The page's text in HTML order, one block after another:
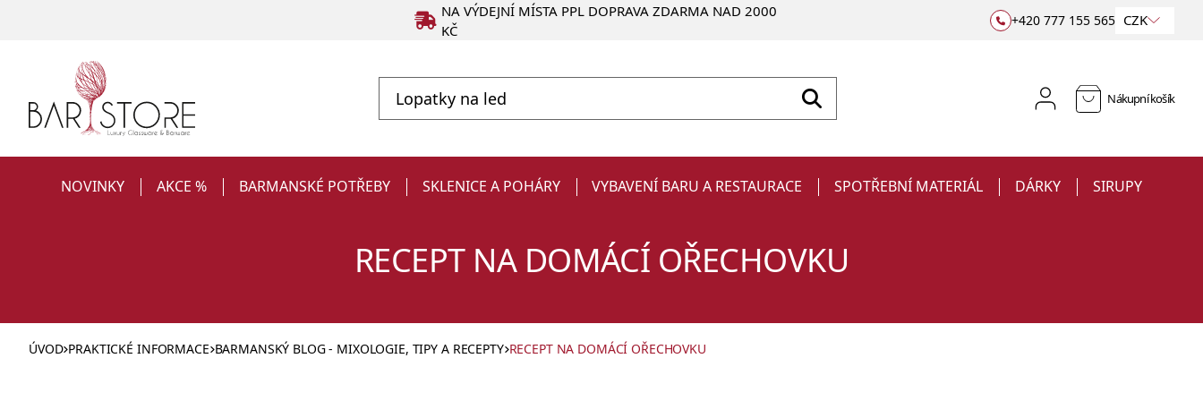
NA VÝDEJNÍ MÍSTA PPL DOPRAVA ZDARMA NAD 2000
KČ
+420 777 155 565 CZK
Nákupní košík
NOVINKY AKCE % BARMANSKÉ POTŘEBY SKLENICE A POHÁRY VYBAVENÍ BARU A RESTAURACE SPOTŘEBNÍ MATERIÁL DÁRKY SIRUPY
RECEPT NA DOMÁCÍ OŘECHOVKU
ÚVOD PRAKTICKÉ INFORMACE BARMANSKÝ BLOG - MIXOLOGIE, TIPY A RECEPTY RECEPT NA DOMÁCÍ OŘECHOVKU